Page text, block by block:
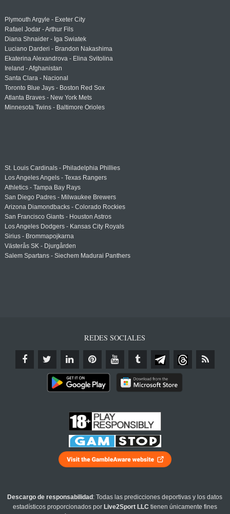
Plymouth Argyle - Exeter City
Rafael Jodar - Arthur Fils
Diana Shnaider - Iga Swiatek
Luciano Darderi - Brandon Nakashima
Ekaterina Alexandrova - Elina Svitolina
Ireland - Afghanistan
Santa Clara - Nacional
Toronto Blue Jays - Boston Red Sox
Atlanta Braves - New York Mets
Minnesota Twins - Baltimore Orioles
St. Louis Cardinals - Philadelphia Phillies
Los Angeles Angels - Texas Rangers
Athletics - Tampa Bay Rays
San Diego Padres - Milwaukee Brewers
Arizona Diamondbacks - Colorado Rockies
San Francisco Giants - Houston Astros
Los Angeles Dodgers - Kansas City Royals
Sirius - Brommapojkarna
Västerås SK - Djurgården
Salem Spartans - Siechem Madurai Panthers
REDES SOCIALES
Descargo de responsabilidad : Todas las predicciones deportivas y los datos
estadísticos proporcionados por Live2Sport LLC tienen únicamente fines